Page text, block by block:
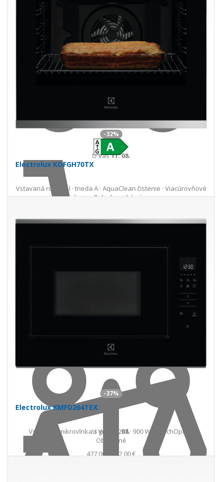
U Vás11. 08.
-32%
Electrolux KOFGH70TX
Vstavaná rúra 72 l · trieda A · AquaClean čistenie · Viacúrovňové
pečenie · Teleskopické výsuvy
Ušetríte 175,00 €s DPH · doprava zdarma
U Vás 18. 08.
-37%
Electrolux KMFD264TEX
Vstavaná mikrovlnka s grilom 25 l · 900 W · TouchOpen ·
Obľúbené
477,00 €752,00 €